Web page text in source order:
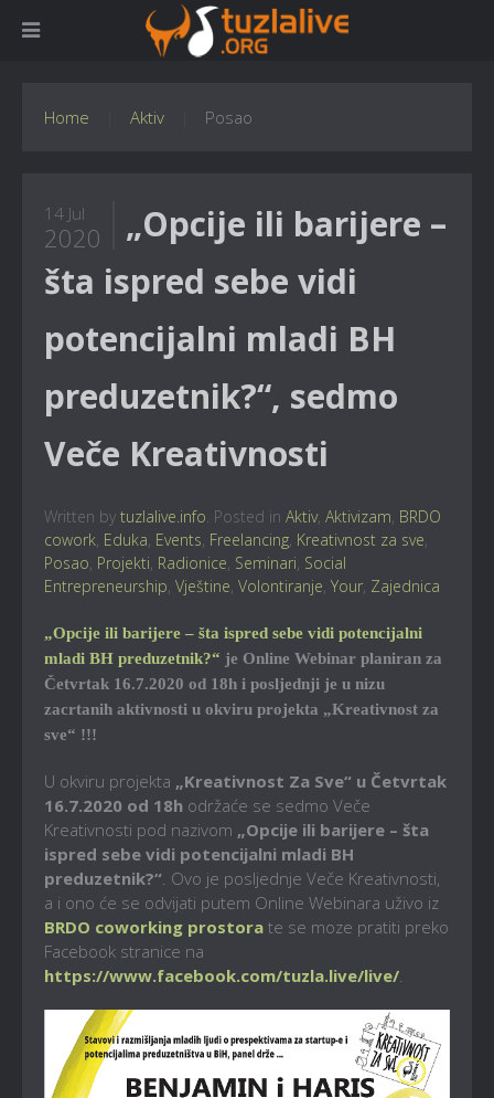
Home Aktiv Posao
14 Jul
2020
„Opcije ili barijere –
šta ispred sebe vidi
potencijalni mladi BH
preduzetnik?“, sedmo
Veče Kreativnosti
Written by tuzlalive.info. Posted in Aktiv, Aktivizam, BRDO
cowork, Eduka, Events, Freelancing, Kreativnost za sve,
Posao, Projekti, Radionice, Seminari, Social
Entrepreneurship, Vještine, Volontiranje, Your, Zajednica
„Opcije ili barijere – šta ispred sebe vidi potencijalni
mladi BH preduzetnik?“ je Online Webinar planiran za
Četvrtak 16.7.2020 od 18h i posljednji je u nizu
zacrtanih aktivnosti u okviru projekta „Kreativnost za
sve“ !!!
U okviru projekta „Kreativnost Za Sve“ u Četvrtak
16.7.2020 od 18h održaće se sedmo Veče
Kreativnosti pod nazivom „Opcije ili barijere – šta
ispred sebe vidi potencijalni mladi BH
preduzetnik?“. Ovo je posljednje Veče Kreativnosti,
a i ono će se odvijati putem Online Webinara uživo iz
BRDO coworking prostora te se moze pratiti preko
Facebook stranice na
https://www.facebook.com/tuzla.live/live/.